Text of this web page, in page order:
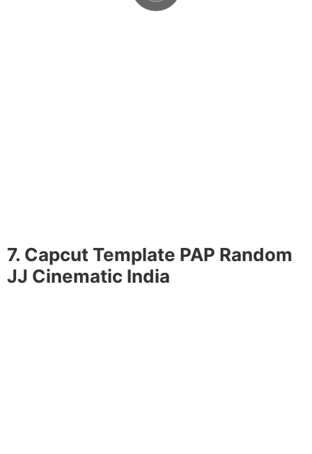
7. Capcut Template PAP Random
JJ Cinematic India